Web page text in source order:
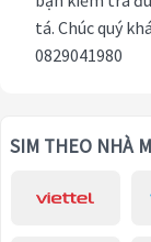
tá. Chúc quý
0829041980
SIM THEO NHÀ